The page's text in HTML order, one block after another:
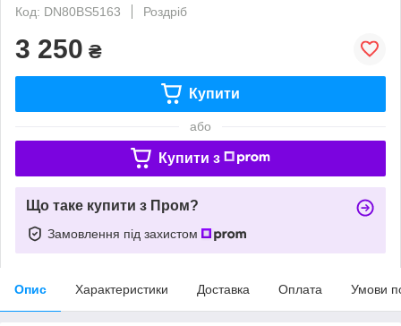
Код: DN80BS5163
Роздріб
3 250 ₴
Купити
або
Купити з
Що таке купити з Пром?
Замовлення під захистом
Опис Характеристики Доставка Оплата Умови